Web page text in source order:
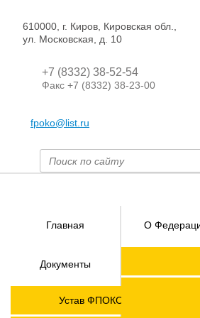
610000, г. Киров, Кировская обл.,
ул. Московская, д. 10
+7 (8332) 38-52-54
Факс +7 (8332) 38-23-00
fpoko@list.ru
Главная О
Документы
Устав ФПОКО с изменениями
Членские